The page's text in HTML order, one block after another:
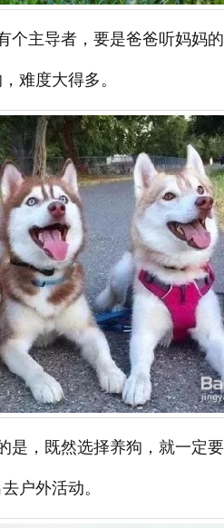
个主导者，要是爸爸听妈妈
难度大得多。
是，既然选择养狗，就一定
户外活动。